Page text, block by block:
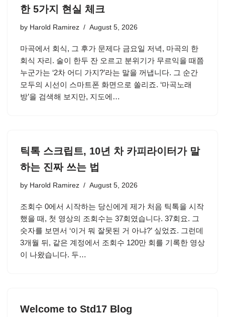
한 5가지 현실 체크
by Harold Ramirez August 5, 2026
마곡에서 회식, 그 후가 문제다 금요일 저녁, 마곡의 한
회식 자리. 술이 한두 잔 오르고 분위기가 무르익을 때쯤
누군가는 ‘2차 어디 가지?’라는 말을 꺼냅니다. 그 순간
모두의 시선이 스마트폰 화면으로 쏠리죠. ‘마곡노래
방’을 검색해 보지만, 지도에…
틱톡 스크립트, 10년 차 카피라이터가 말
하는 진짜 쓰는 법
by Harold Ramirez August 5, 2026
조회수 0에서 시작하는 당신에게 제가 처음 틱톡을 시작
했을 때, 첫 영상의 조회수는 37회였습니다. 37회요. 그
숫자를 보면서 ‘이거 뭐 잘못된 거 아냐?’ 싶었죠. 그런데
3개월 뒤, 같은 계정에서 조회수 120만 회를 기록한 영상
이 나왔습니다. 두…
Welcome to Std17 Blog